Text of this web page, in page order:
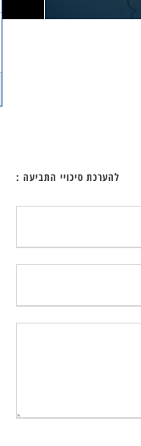
להערכת סיכויי התביעה :